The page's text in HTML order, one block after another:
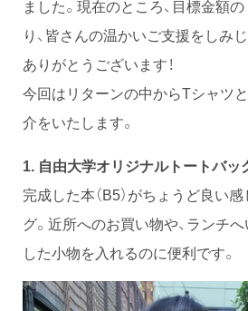
ました。現在のところ、目標金額
り、皆さんの温かいご支援をしみ
ありがとうございます！
今回はリターンの中からTシャツ
介をいたします。
1. 自由大学オリジナルトートバッ
完成した本（B5）がちょうど良い
グ。近所へのお買い物や、ランチ
した小物を入れるのに便利です。